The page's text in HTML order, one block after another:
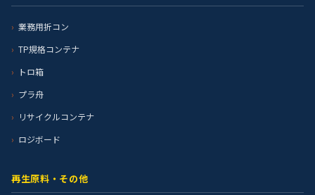
業務用折コン
TP規格コンテナ
トロ箱
プラ舟
リサイクルコンテナ
ロジボード
再生原料・その他